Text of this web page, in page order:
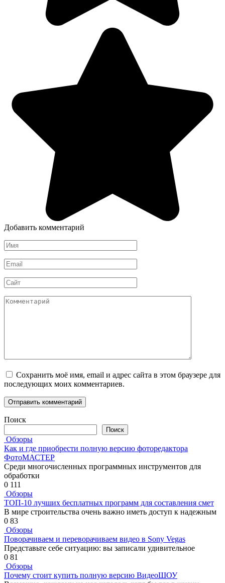
Добавить комментарий
Имя
*
Email
*
Сайт
Комментарий
Сохранить моё имя, email и адрес сайта в этом браузере для
последующих моих комментариев.
Поиск
Поиск
Обзоры
Как и где приобрести полную версию фоторедактора
ФотоМАСТЕР
Среди многочисленных программных инструментов для
обработки
0 111
Обзоры
ТОП-10 лучших бесплатных программ для составления смет
В мире строительства очень важно иметь доступ к надежным
0 83
Обзоры
Поворачиваем и переворачиваем видео в Sony Vegas
Представьте себе ситуацию: вы записали удивительное
0 81
Обзоры
Почему стоит купить полную версию ВидеоШОУ